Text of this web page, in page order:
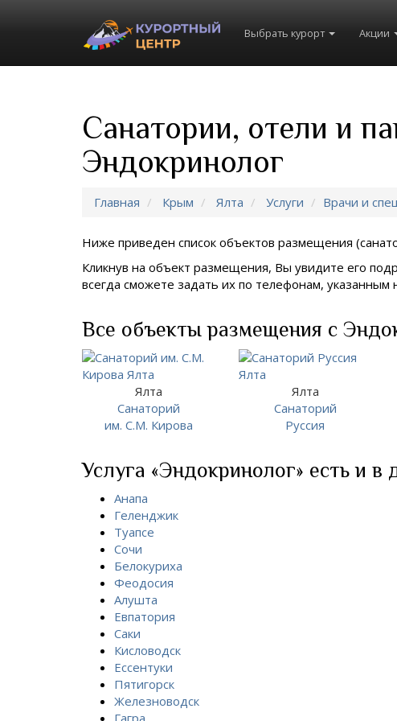
Выбрать курорт Акции
Санатории, отели и
Эндокринолог
Главная Крым Ялта Услуги Врачи и
Ниже приведен список объектов размещения
Кликнув на объект размещения, Вы увидите его
всегда сможете задать их по телефонам,
Все объекты размещения с
Ялта
Санаторий
им. С.М. Кирова
Ялта
Санаторий
Руссия
Услуга «Эндокринолог» есть и в
Анапа
Геленджик
Туапсе
Сочи
Белокуриха
Феодосия
Алушта
Евпатория
Саки
Кисловодск
Ессентуки
Пятигорск
Железноводск
Гагра